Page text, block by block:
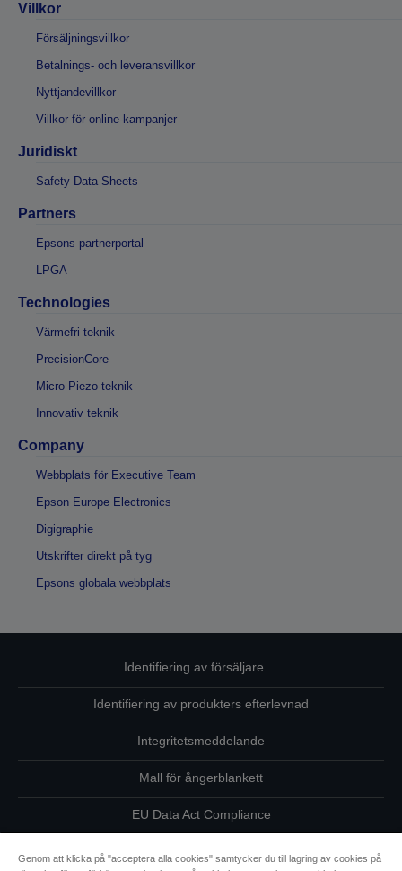
Villkor
Försäljningsvillkor
Betalnings- och leveransvillkor
Nyttjandevillkor
Villkor för online-kampanjer
Juridiskt
Safety Data Sheets
Partners
Epsons partnerportal
LPGA
Technologies
Värmefri teknik
PrecisionCore
Micro Piezo-teknik
Innovativ teknik
Company
Webbplats för Executive Team
Epson Europe Electronics
Digigraphie
Utskrifter direkt på tyg
Epsons globala webbplats
Identifiering av försäljare
Identifiering av produkters efterlevnad
Integritetsmeddelande
Mall för ångerblankett
EU Data Act Compliance
Kontakta oss angående dina uppgifter
Genom att klicka på "acceptera alla cookies" samtycker du till lagring av cookies på